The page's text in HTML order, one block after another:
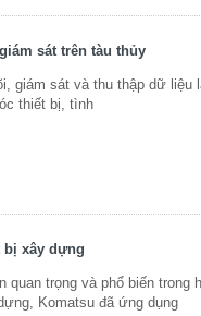
sát trên tàu thủy
giám sát và thu thập dữ liệu
thiết bị, tình
bị xây dựng
quan trọng và phổ biến trong
Komatsu đã ứng dụng